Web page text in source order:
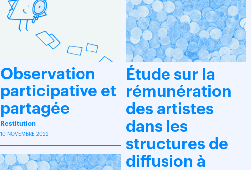
Observation
participative et
partagée
Restitution
10 NOVEMBRE 2022
Étude sur la
rémunération
des artistes
dans les
structures de
diffusion à